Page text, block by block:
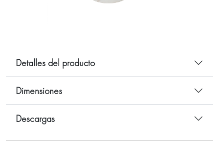
Detalles del producto
Dimensiones
Descargas